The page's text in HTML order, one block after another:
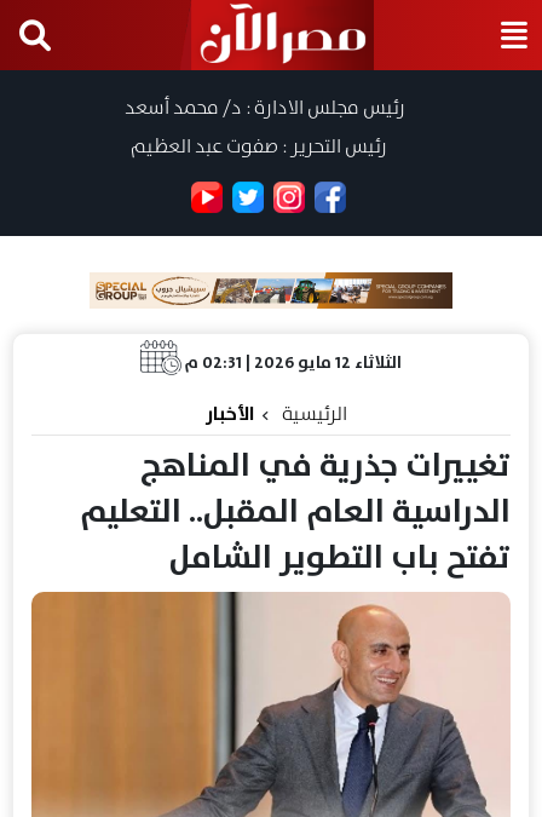
رئيس مجلس الادارة : د/ محمد أسعد
رئيس التحرير : صفوت عبد العظيم
الثلاثاء 12 مايو 2026 | 02:31 م
الرئيسية الأخبار
تغييرات جذرية في المناهج
الدراسية العام المقبل.. التعليم
تفتح باب التطوير الشامل